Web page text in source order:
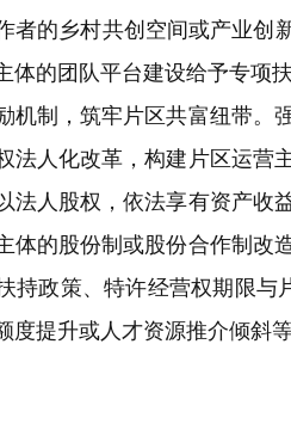
者的乡村共创空间或产业创
体的团队平台建设给予专项
制，筑牢片区共富纽带。强
法人化改革，构建片区运营
法人股权，依法享有资产收
体的股份制或股份合作制改
持政策、特许经营权期限与
度提升或人才资源推介倾斜